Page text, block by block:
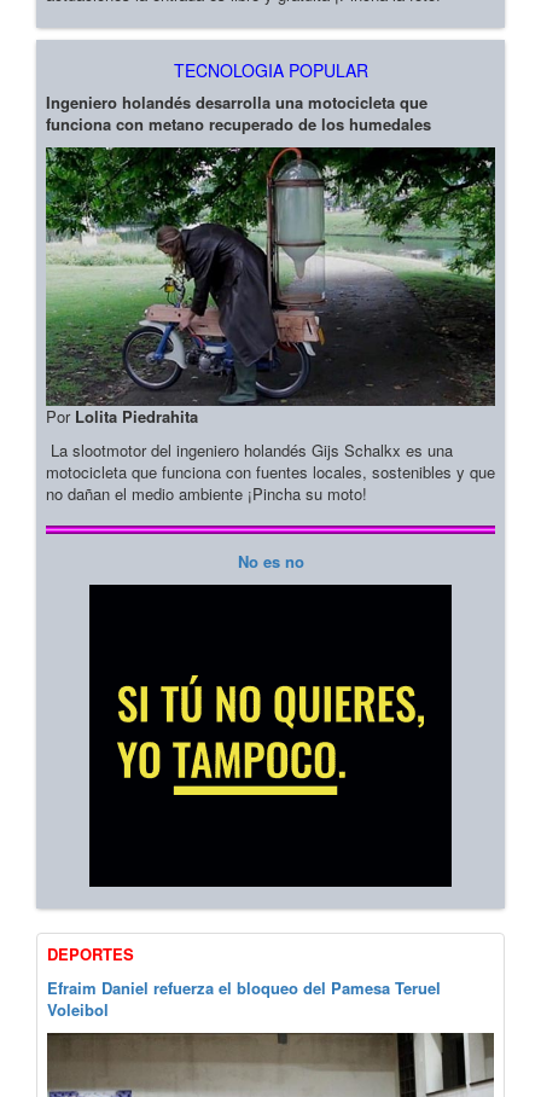
TECNOLOGIA POPULAR
Ingeniero holandés desarrolla una motocicleta que
funciona con metano recuperado de los humedales
Por Lolita Piedrahita
La slootmotor del ingeniero holandés Gijs Schalkx es una
motocicleta que funciona con fuentes locales, sostenibles y que
no dañan el medio ambiente ¡Pincha su moto!
No es no
DEPORTES
Efraim Daniel refuerza el bloqueo del Pamesa Teruel
Voleibol